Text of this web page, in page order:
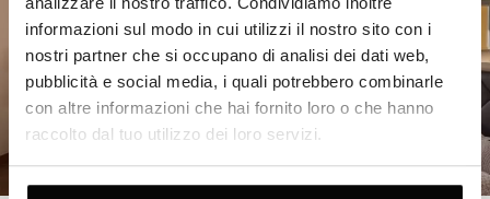
informazioni sul modo in cui utilizzi il nostro sito con i
nostri partner che si occupano di analisi dei dati web,
pubblicità e social media, i quali potrebbero combinarle
con altre informazioni che hai fornito loro o che hanno
raccolto dal tuo utilizzo dei loro servizi.